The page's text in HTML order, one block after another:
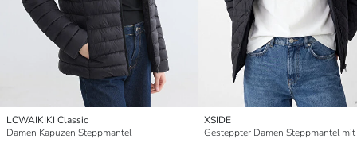
LCWAIKIKI Classic
Damen Kapuzen Steppmantel
XSIDE
Gesteppter Damen Steppmantel mit